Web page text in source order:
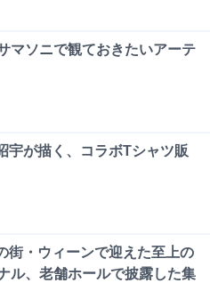
マソニで観ておきたいアーテ
宇が描く、コラボTシャツ販
街・ウィーンで迎えた至上の
ル、老舗ホールで披露した集